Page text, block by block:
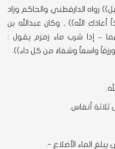
رواه الدارقطني والحاكم وزاد
الله)) , وكان عبدالله بن
– إذا شرب ماء زمزم يقول :
واسعاً وشفاءً من كل داء)).
أنفاس.
الماء الأضلاع -.